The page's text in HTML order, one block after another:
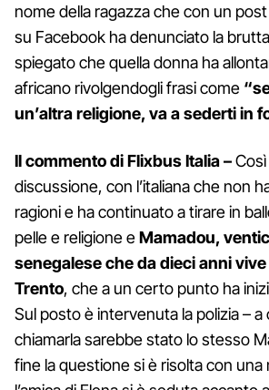
nome della ragazza che con un
su Facebook ha denunciato la
spiegato che quella donna ha
africano rivolgendogli frasi come
un’altra religione, va a sederti in
Il commento di Flixbus Italia –
discussione, con l’italiana che non
ragioni e ha continuato a tirare in
pelle e religione eMamadou,
senegalese che da dieci anni vive
Trento, che a un certo punto ha
Sul posto è intervenuta la polizia – a
chiamarla sarebbe stato lo stesso
fine la questione si è risolta con una